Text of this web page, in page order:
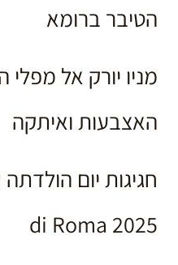
הטיבר ברומא
מניו יורק אל
האצבעות ואיתקה
di Roma 2025